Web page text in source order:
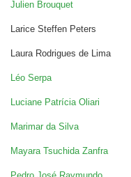
Julien Brouquet
Larice Steffen Peters
Laura Rodrigues de Lima
Léo Serpa
Luciane Patrícia Oliari
Marimar da Silva
Mayara Tsuchida Zanfra